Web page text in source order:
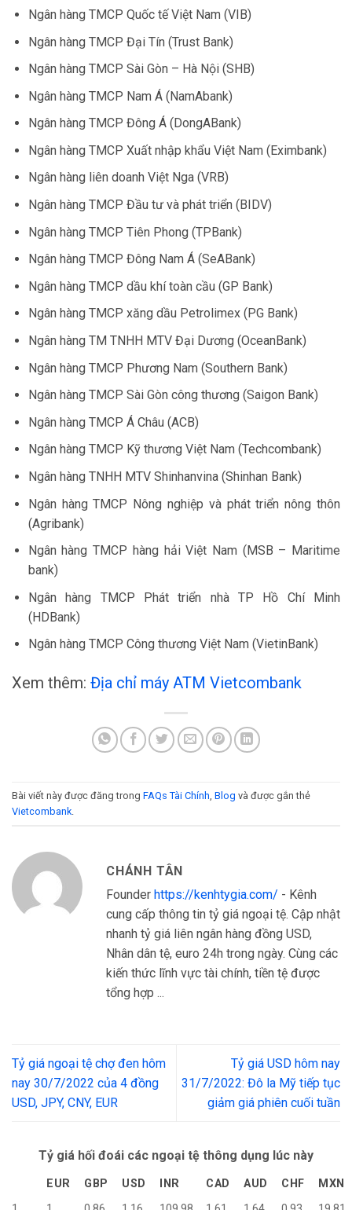
Ngân hàng TMCP Quốc tế Việt Nam (VIB)
Ngân hàng TMCP Đại Tín (Trust Bank)
Ngân hàng TMCP Sài Gòn – Hà Nội (SHB)
Ngân hàng TMCP Nam Á (NamAbank)
Ngân hàng TMCP Đông Á (DongABank)
Ngân hàng TMCP Xuất nhập khẩu Việt Nam (Eximbank)
Ngân hàng liên doanh Việt Nga (VRB)
Ngân hàng TMCP Đầu tư và phát triển (BIDV)
Ngân hàng TMCP Tiên Phong (TPBank)
Ngân hàng TMCP Đông Nam Á (SeABank)
Ngân hàng TMCP dầu khí toàn cầu (GP Bank)
Ngân hàng TMCP xăng dầu Petrolimex (PG Bank)
Ngân hàng TM TNHH MTV Đại Dương (OceanBank)
Ngân hàng TMCP Phương Nam (Southern Bank)
Ngân hàng TMCP Sài Gòn công thương (Saigon Bank)
Ngân hàng TMCP Á Châu (ACB)
Ngân hàng TMCP Kỹ thương Việt Nam (Techcombank)
Ngân hàng TNHH MTV Shinhanvina (Shinhan Bank)
Ngân hàng TMCP Nông nghiệp và phát triển nông thôn
(Agribank)
Ngân hàng TMCP hàng hải Việt Nam (MSB – Maritime
bank)
Ngân hàng TMCP Phát triển nhà TP Hồ Chí Minh
(HDBank)
Ngân hàng TMCP Công thương Việt Nam (VietinBank)
Xem thêm: Địa chỉ máy ATM Vietcombank
Bài viết này được đăng trong FAQs Tài Chính Blog và được gắn thẻ
Vietcombank
CHÁNH TÂN
Founder https://kenhtygia.com/ - Kênh
cung cấp thông tin tỷ giá ngoại tệ. Cập nhật
nhanh tỷ giá liên ngân hàng đồng USD,
Nhân dân tệ, euro 24h trong ngày. Cùng các
kiến thức lĩnh vực tài chính, tiền tệ được
tổng hợp ...
Tỷ giá ngoại tệ chợ đen hôm
nay 30/7/2022 của 4 đồng
USD, JPY, CNY, EUR
Tỷ giá USD hôm nay
31/7/2022: Đô la Mỹ tiếp tục
giảm giá phiên cuối tuần
Tỷ giá hối đoái các ngoại tệ thông dụng lúc này
EUR GBP USD INR CAD AUD CHF
MXN